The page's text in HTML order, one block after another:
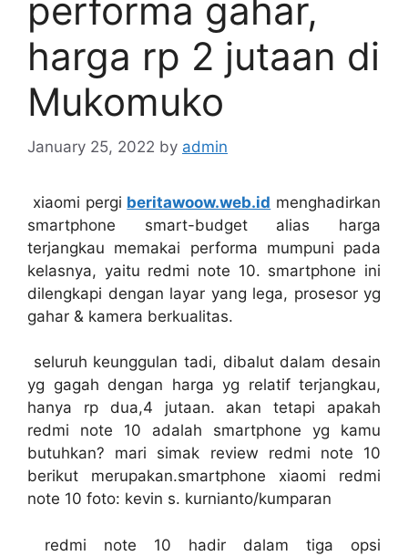
performa gahar,
harga rp 2 jutaan di
Mukomuko
January 25, 2022 by admin
xiaomi pergi beritawoow.web.id menghadirkan
smartphone smart-budget alias harga
terjangkau memakai performa mumpuni pada
kelasnya, yaitu redmi note 10. smartphone ini
dilengkapi dengan layar yang lega, prosesor yg
gahar & kamera berkualitas.
seluruh keunggulan tadi, dibalut dalam desain
yg gagah dengan harga yg relatif terjangkau,
hanya rp dua,4 jutaan. akan tetapi apakah
redmi note 10 adalah smartphone yg kamu
butuhkan? mari simak review redmi note 10
berikut merupakan.smartphone xiaomi redmi
note 10 foto: kevin s. kurnianto/kumparan
redmi note 10 hadir dalam tiga opsi